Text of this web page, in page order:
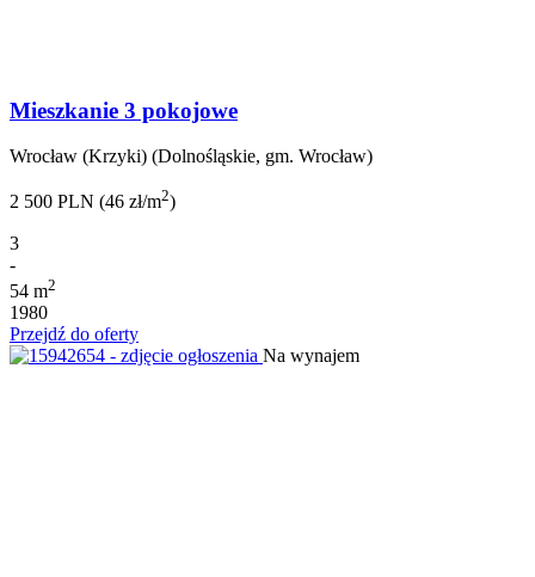
Mieszkanie 3 pokojowe
Wrocław (Krzyki) (Dolnośląskie, gm. Wrocław)
2 500 PLN (46 zł/m2)
3
-
54 m2
1980
Przejdź do oferty
Na wynajem